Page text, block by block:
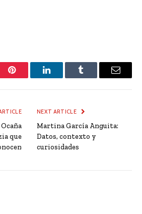
Pinterest LinkedInTumblr Email
que
NEXT ARTICLE
Martina García Anguita:
Datos, contexto y
curiosidades